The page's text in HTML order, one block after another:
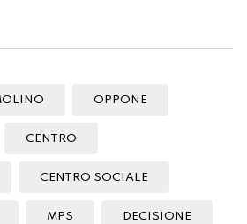
OPPONE
CENTRO
CENTRO SOCIALE
MPS DECISIONE